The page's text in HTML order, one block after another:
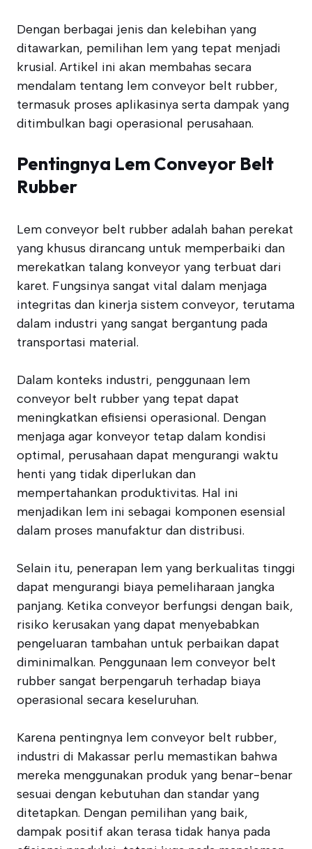
Dengan berbagai jenis dan kelebihan yang
ditawarkan, pemilihan lem yang tepat menjadi
krusial. Artikel ini akan membahas secara
mendalam tentang lem conveyor belt rubber,
termasuk proses aplikasinya serta dampak yang
ditimbulkan bagi operasional perusahaan.
Pentingnya Lem Conveyor Belt
Rubber
Lem conveyor belt rubber adalah bahan perekat
yang khusus dirancang untuk memperbaiki dan
merekatkan talang konveyor yang terbuat dari
karet. Fungsinya sangat vital dalam menjaga
integritas dan kinerja sistem conveyor, terutama
dalam industri yang sangat bergantung pada
transportasi material.
Dalam konteks industri, penggunaan lem
conveyor belt rubber yang tepat dapat
meningkatkan efisiensi operasional. Dengan
menjaga agar konveyor tetap dalam kondisi
optimal, perusahaan dapat mengurangi waktu
henti yang tidak diperlukan dan
mempertahankan produktivitas. Hal ini
menjadikan lem ini sebagai komponen esensial
dalam proses manufaktur dan distribusi.
Selain itu, penerapan lem yang berkualitas tinggi
dapat mengurangi biaya pemeliharaan jangka
panjang. Ketika conveyor berfungsi dengan baik,
risiko kerusakan yang dapat menyebabkan
pengeluaran tambahan untuk perbaikan dapat
diminimalkan. Penggunaan lem conveyor belt
rubber sangat berpengaruh terhadap biaya
operasional secara keseluruhan.
Karena pentingnya lem conveyor belt rubber,
industri di Makassar perlu memastikan bahwa
mereka menggunakan produk yang benar-benar
sesuai dengan kebutuhan dan standar yang
ditetapkan. Dengan pemilihan yang baik,
dampak positif akan terasa tidak hanya pada